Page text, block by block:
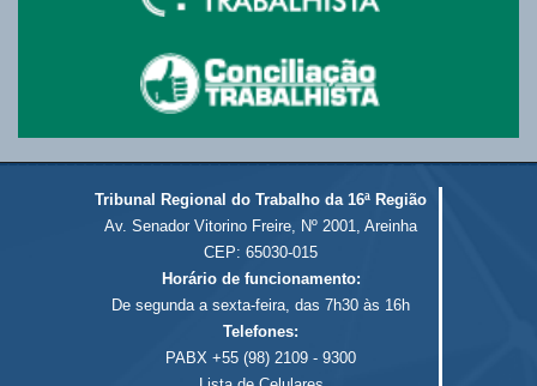
Tribunal Regional do Trabalho da 16ª Região
Av. Senador Vitorino Freire, Nº 2001, Areinha
CEP: 65030-015
Horário de funcionamento:
De segunda a sexta-feira, das 7h30 às 16h
Telefones:
PABX +55 (98) 2109 - 9300